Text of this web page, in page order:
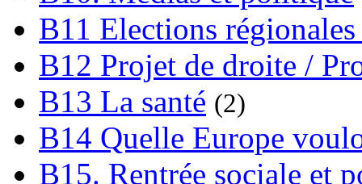
B11 Elections régionales
B12 Projet de droite /
B13 La santé (2)
B14 Quelle Europe
B15. Rentrée sociale et